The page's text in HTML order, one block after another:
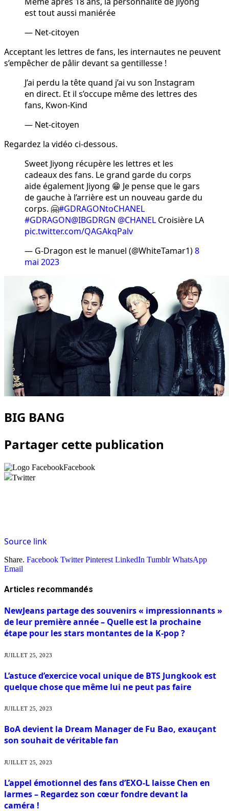
est tout aussi maniérée
— Net-citoyen
Acceptant les lettres de fans, les internautes ne peuvent
s’empêcher de pâlir devant sa gentillesse !
J’ai perdu la tête quand j’ai vu son Instagram
en direct. Et il s’occupe même des lettres des
fans, Kwon-Kind
— Net-citoyen
Regardez la vidéo ci-dessous.
Sweet Jiyong récupère les lettres et les
cadeaux des fans. Le grand garde du corps
aide également Jiyong 😁 Je pense que le gars
de gauche à l’arrière est un nouveau garde du
corps. 🤗#GDRAGONtoCHANEL
#GDRAGON@IBGDRGN @CHANEL Croisière LA
pic.twitter.com/QAGAkqPalv
— G-Dragon est le manuel (@WhiteTamar1)8
mai 2023
BIG BANG
Partager cette publication
Facebook
Twitter
Source link
Share. Facebook Twitter Pinterest LinkedIn Tumblr WhatsApp
Email
Articles recommandés
NewJeans partage des souvenirs « impressionnants »
de leur première année – Quelle est la prochaine
étape pour les stars montantes de la K-pop ?
JUILLET 25, 2023
L’astuce d’exercice vocal unique de BTS Jungkook est
quelque chose que même lui ne peut pas faire
JUILLET 25, 2023
BoA devient la Dream Manager de Fu Bao, exauçant
son souhait de véritable fan
JUILLET 25, 2023
L’appel émotionnel des fans d’EXO-L laisse Chen en
larmes – Regardez son cœur fondre devant la
caméra !